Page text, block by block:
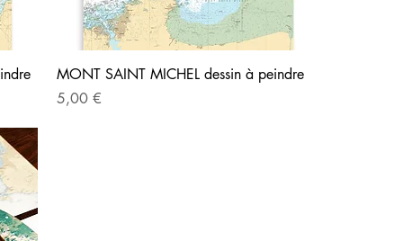
MONT SAINT MICHEL dessin à peindre
Precio
5,00 €